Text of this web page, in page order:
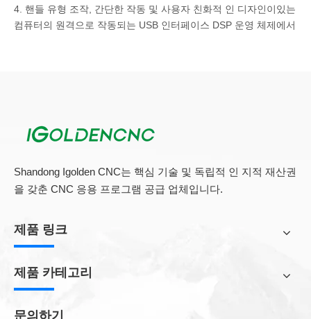
4. 핸들 유형 조작, 간단한 작동 및 사용자 친화적 인 디자인이있는
컴퓨터의 원격으로 작동되는 USB 인터페이스 DSP 운영 체제에서
의 과도한 처리로 인해 기계적 충돌을 방지 할 수 있습니다.
폼 커터 기계의 스핀들 모터가 작동 중이고 다른 하나는 폼 조각 기
계가 각 축의 작동 또는 이동 중에 방출되는 비정상적인 노이즈입
니다.
Shandong Igolden CNC는 핵심 기술 및 독립적 인 지적 재산권
을 갖춘 CNC 응용 프로그램 공급 업체입니다.
제품 링크
제품 카테고리
문의하기